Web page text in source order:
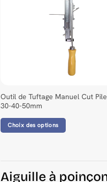
Outil de Tuftage Manuel Cut Pile
30-40-50mm
Choix des options
Ce
produit
a
plusieurs
peuvent
Aiguille à